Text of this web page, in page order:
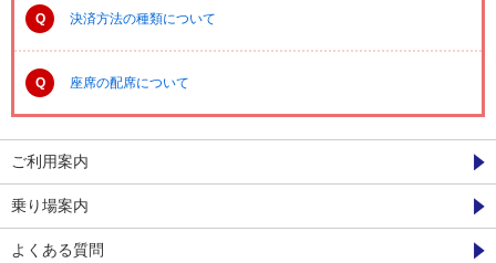
Q 決済方法の種類について
Q 座席の配席について
ご利用案内
乗り場案内
よくある質問